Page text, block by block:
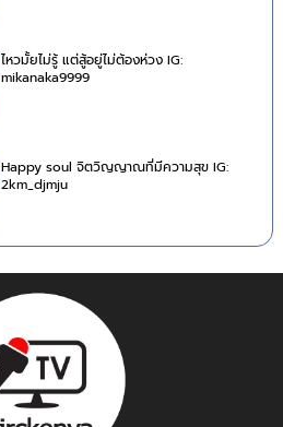
ไหวมั้ยไม่รู้ แต่สู้อยู่ไม่ต้องห่วง IG:
mikanaka9999
Happy soul จิตวิญญาณที่มีความสุข IG:
2km_djmju